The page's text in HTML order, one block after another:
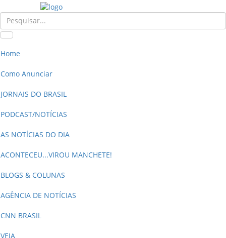
Home
Como Anunciar
JORNAIS DO BRASIL
PODCAST/NOTÍCIAS
AS NOTÍCIAS DO DIA
ACONTECEU...VIROU MANCHETE!
BLOGS & COLUNAS
AGÊNCIA DE NOTÍCIAS
CNN BRASIL
VEJA